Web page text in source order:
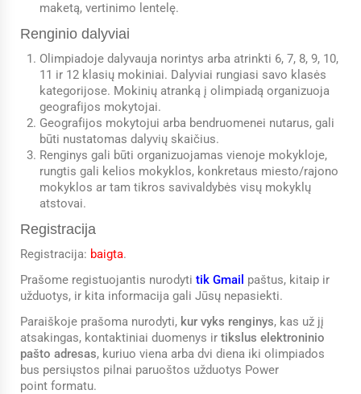
maketą, vertinimo lentelę.
Renginio dalyviai
Olimpiadoje dalyvauja norintys arba atrinkti 6, 7, 8, 9, 10,
11 ir 12 klasių mokiniai. Dalyviai rungiasi savo klasės
kategorijose. Mokinių atranką į olimpiadą organizuoja
geografijos mokytojai.
Geografijos mokytojui arba bendruomenei nutarus, gali
būti nustatomas dalyvių skaičius.
Renginys gali būti organizuojamas vienoje mokykloje,
rungtis gali kelios mokyklos, konkretaus miesto/rajono
mokyklos ar tam tikros savivaldybės visų mokyklų
atstovai.
Registracija
Registracija: baigta.
Prašome registuojantis nurodyti tik Gmail paštus, kitaip ir
užduotys, ir kita informacija gali Jūsų nepasiekti.
Paraiškoje prašoma nurodyti, kur vyks renginys, kas už jį
atsakingas, kontaktiniai duomenys ir tikslus elektroninio
pašto adresas, kuriuo viena arba dvi diena iki olimpiados
bus persiųstos pilnai paruoštos užduotys Power
point formatu.